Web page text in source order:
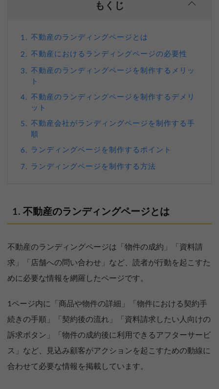
もくじ
1. 不動産のランディングページとは
2. 不動産におけるランディングページの必要性
3. 不動産のランディングページを制作するメリッ
ト
4. 不動産のランディングページを制作するデメリ
ット
5. 不動産会社がランディングページを制作する手
順
6. ランディングページを制作するポイント
7. ランディングページを制作する方法
不動産のランディングページとは
不動産のランディングページは「物件の成約」「資料請
求」「店舗への問い合わせ」など、読者が行動を起こすた
めに必要な情報を網羅したページです。
1ページ内に「商品や物件の詳細」「物件における契約手
続きの手順」「契約後の流れ」「資料請求したい人向けの
訴求ボタン」「物件の成約後に利用できるアフターサービ
ス」など、見込み顧客がアクションを起こすための動線に
合わせて必要な情報を掲載しています。